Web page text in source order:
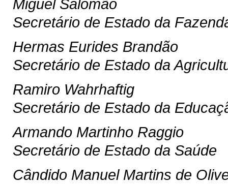
Miguel Salomão
Secretário de Estado da
Hermas Eurides Brandão
Secretário de Estado da
Ramiro Wahrhaftig
Secretário de Estado da
Armando Martinho Raggio
Secretário de Estado da Saúde
Cândido Manuel Martins de